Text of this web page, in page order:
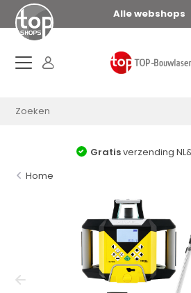
Alle webshops
Gratisverzending
Home